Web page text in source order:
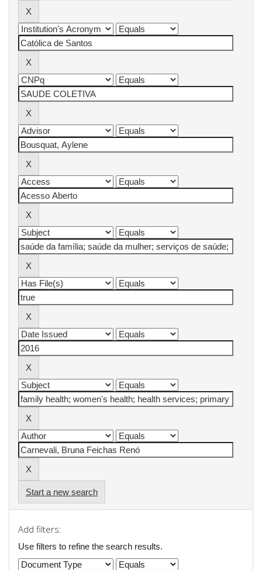
Start a new search
Add filters:
Use filters to refine the search results.